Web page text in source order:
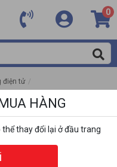
0
điện tử /
HÀNG
thay đổi lại ở đầu trang